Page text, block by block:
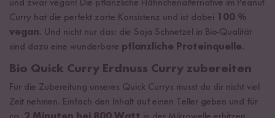
und zwar vegan! Die pflanzliche Hähnchenalternative im Peanut
Curry hat die perfekt zarte Konsistenz und ist dabei 100 %
vegan. Und nicht nur das: die Soja Schnetzel in Bio-Qualität
sind dazu eine wunderbare pflanzliche Proteinquelle.
Bio Quick Curry Erdnuss Curry zubereiten
Für die Zubereitung unseres Quick Currys musst du dir nicht viel
Zeit nehmen. Einfach den Inhalt auf einen Teller geben und für